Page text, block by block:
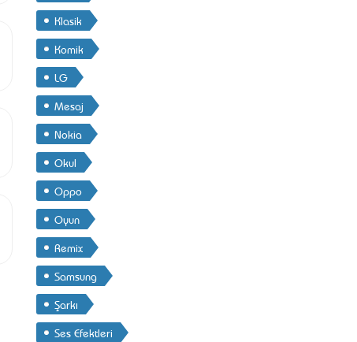
Klasik
Komik
LG
Mesaj
Nokia
Okul
Oppo
Oyun
Remix
Samsung
Şarkı
Ses Efektleri